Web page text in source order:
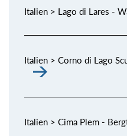
Italien > Lago di Lares -
Italien > Corno di Lago
Italien > Cima Plem -